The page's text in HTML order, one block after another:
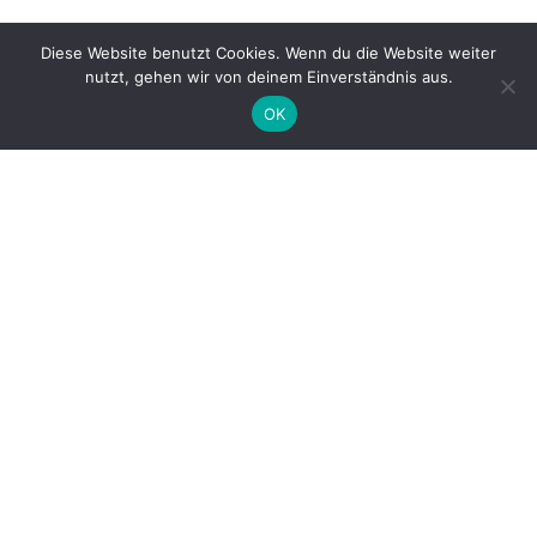
Benach­rich­ti­gung per Mail oder das gute alteRSS.
Diese Website benutzt Cookies. Wenn du die Website weiter
nutzt, gehen wir von deinem Einverständnis aus.
OK